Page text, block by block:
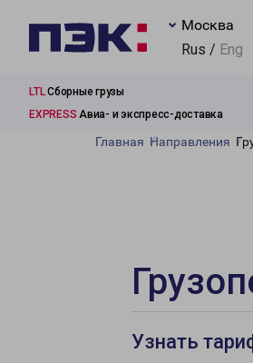
Москва
Rus / Eng
LTLСборные грузы
EXPRESS Авиа- и экспресс-доставка
Главная Направления
Узнать